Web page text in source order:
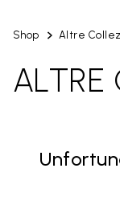
Shop Altre
ALTRE